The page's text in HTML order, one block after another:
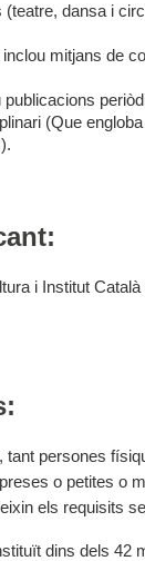
dansa i
mitjans de
publicacions
(Que engloba
i Institut
tant persones
o petites o
els requisits
dins dels 42